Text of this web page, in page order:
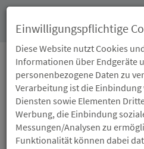
30.09.2022
ISB
DER 021
Einwilligungspflichtige
Diese Website nutzt Cookies
Informationen über Endgeräte
personenbezogene Daten zu
Verarbeitung ist die
Diensten sowie Elementen
Werbung, die Einbindung
Messungen/Analysen zu
Funktionalität können dabei